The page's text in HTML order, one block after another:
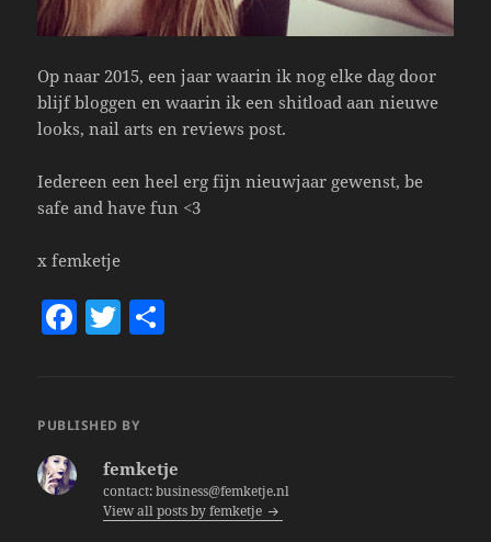
Op naar 2015, een jaar waarin ik nog elke dag door
blijf bloggen en waarin ik een shitload aan nieuwe
looks, nail arts en reviews post.
Iedereen een heel erg fijn nieuwjaar gewenst, be
safe and have fun <3
x femketje
F
a
e
T
w
er
PUBLISHED BY
femketje
contact: business@femketje.nl
View all posts by femketje